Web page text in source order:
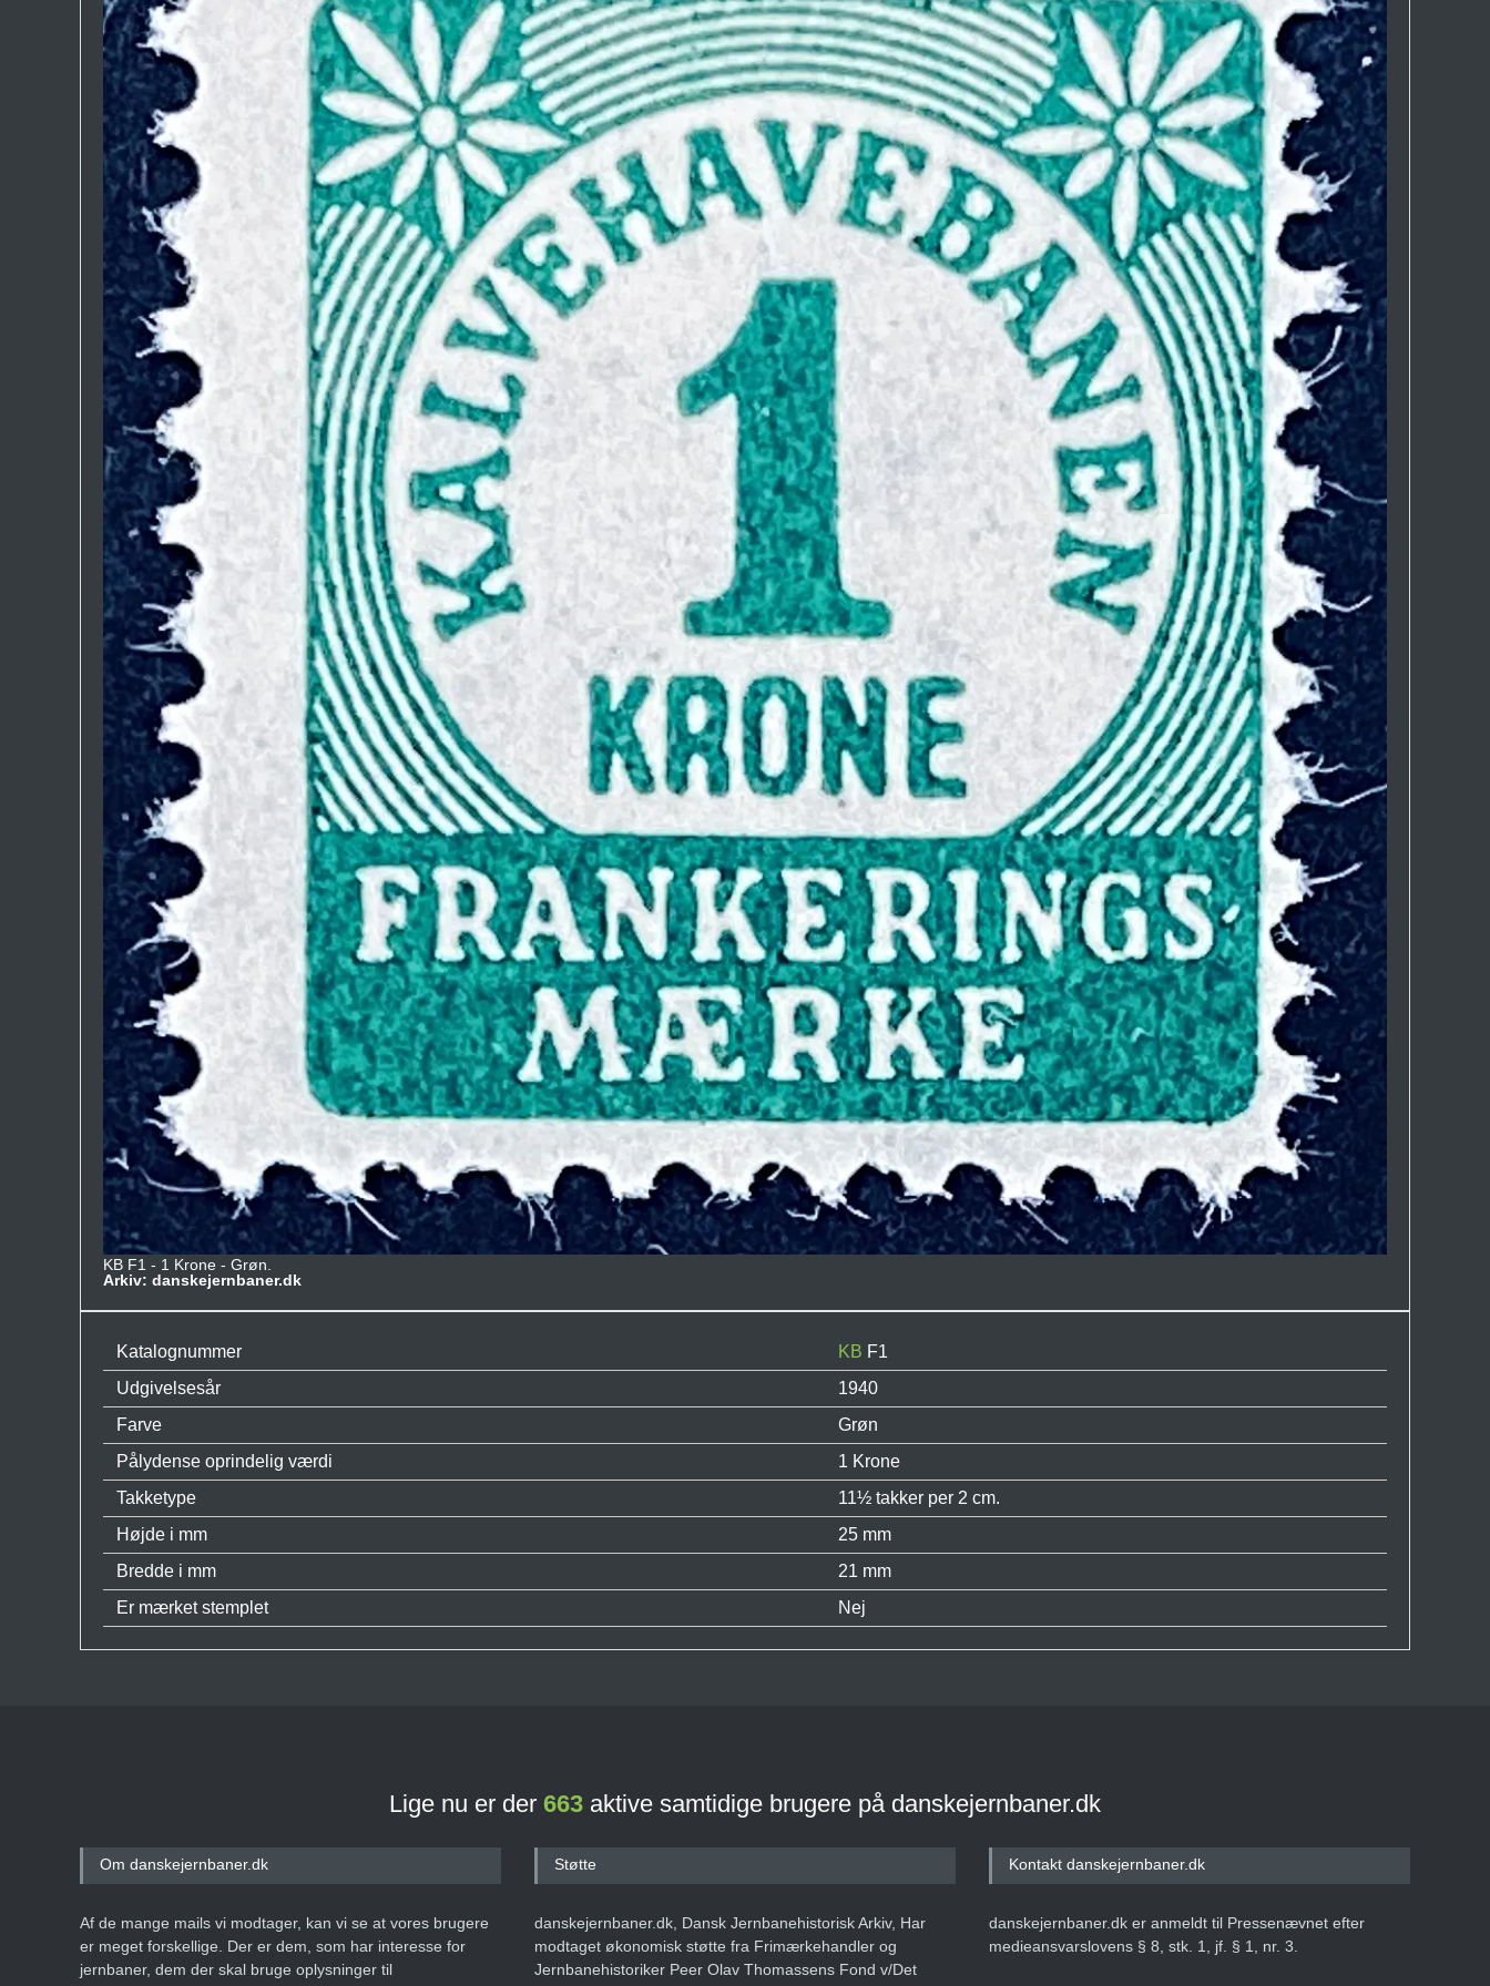
KB F1 - 1 Krone - Grøn.
Arkiv: danskejernbaner.dk
Katalognummer KB F1
Udgivelsesår
1940
Farve
Grøn
Pålydense oprindelig værdi
1 Krone
Takketype
11½ takker per 2 cm.
Højde i mm
25 mm
Bredde i mm
21 mm
Er mærket stemplet
Nej
Lige nu er der 663 aktive samtidige brugere på danskejernbaner.dk
Om danskejernbaner.dk
Af de mange mails vi modtager, kan vi se at vores brugere
er meget forskellige. Der er dem, som har interesse for
jernbaner, dem der skal bruge oplysninger til
Støtte
danskejernbaner.dk, Dansk Jernbanehistorisk Arkiv, Har
modtaget økonomisk støtte fra Frimærkehandler og
Jernbanehistoriker Peer Olav Thomassens Fond v/Det
Kontakt danskejernbaner.dk
danskejernbaner.dk er anmeldt til Pressenævnet efter
medieansvarslovens § 8, stk. 1, jf. § 1, nr. 3.